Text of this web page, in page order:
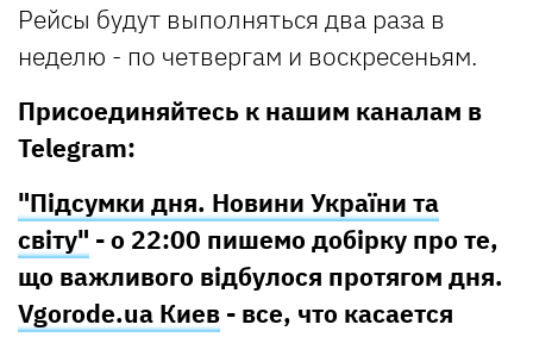
Рейсы будут выполняться два раза в
неделю - по четвергам и воскресеньям.
Присоединяйтесь к нашим каналам в
Telegram:
"Підсумки дня. Новини України та
світу" - о 22:00 пишемо добірку про те,
що важливого відбулося протягом дня.
Vgorode.ua Киев - все, что касается